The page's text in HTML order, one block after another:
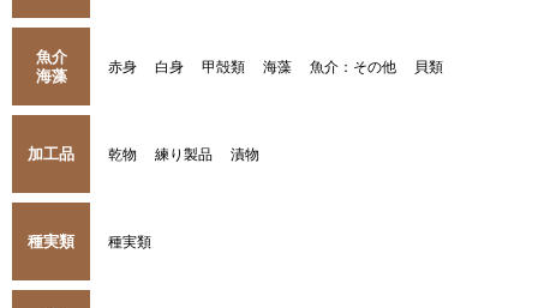
魚介
海藻
赤身 白身 甲殻類 海藻 魚介：その他 貝類
加工品 乾物 練り製品 漬物
種実類 種実類